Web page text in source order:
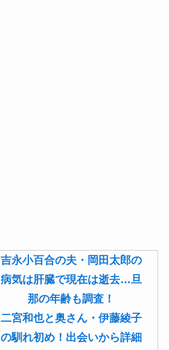
吉永小百合の夫・岡田太郎の
病気は肝臓で現在は逝去…旦
那の年齢も調査！
二宮和也と奥さん・伊藤綾子
の馴れ初め！出会いから詳細